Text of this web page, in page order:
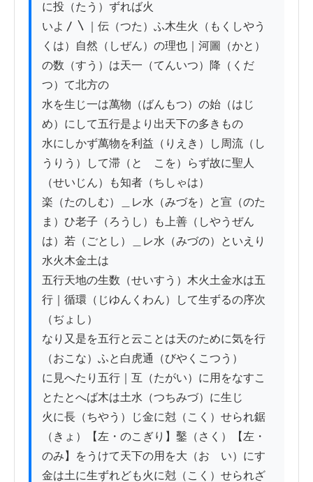
に投（たう）ずれば火
いよ〳〵｜伝（つた）ふ木生火（もくしやう
くは）自然（しぜん）の理也｜河圖（かと）
の数（すう）は天一（てんいつ）降（くだ
つ）て北方の
水を生じ一は萬物（ばんもつ）の始（はじ
め）にして五行是より出天下の多きもの
水にしかず萬物を利益（りえき）し周流（し
うりう）して滞（とゞこを）らず故に聖人
（せいじん）も知者（ちしゃは）
楽（たのしむ）＿レ水（みづを）と宣（のた
ま）ひ老子（ろうし）も上善（しやうぜん
は）若（ごとし）＿レ水（みづの）といえり
水火木金土は
五行天地の生数（せいすう）木火土金水は五
行｜循環（じゆんくわん）して生ずるの序次
（ぢょし）
なり又是を五行と云ことは天のために気を行
（おこな）ふと白虎通（びやくこつう）
に見へたり五行｜互（たがい）に用をなすこ
とたとへば木は土水（つちみづ）に生じ
火に長（ちやう）じ金に尅（こく）せられ鋸
（きょ）【左・のこぎり】鑿（さく）【左・
のみ】をうけて天下の用を大（おゝい）にす
金は土に生ずれども火に尅（こく）せられざ